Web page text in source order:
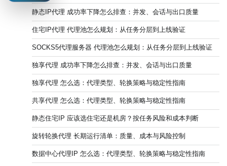
静态IP代理 成功率下降怎么排查：并发、会话与出口质量
住宅IP代理 代理池怎么规划：从任务分层到上线验证
SOCKS5代理服务器 代理池怎么规划：从任务分层到上线验证
独享代理 成功率下降怎么排查：并发、会话与出口质量
独享代理 怎么选：代理类型、轮换策略与稳定性指南
共享代理 怎么选：代理类型、轮换策略与稳定性指南
静态住宅IP 应该选住宅还是机房？按任务风险和成本判断
旋转轮换代理 长期运行清单：质量、成本与风险控制
数据中心代理IP 怎么选：代理类型、轮换策略与稳定性指南